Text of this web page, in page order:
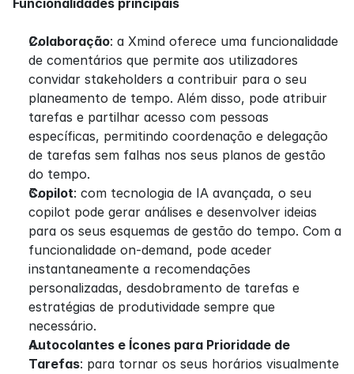
Funcionalidades principais
Colaboração: a Xmind oferece uma funcionalidade
de comentários que permite aos utilizadores
convidar stakeholders a contribuir para o seu
planeamento de tempo. Além disso, pode atribuir
tarefas e partilhar acesso com pessoas
específicas, permitindo coordenação e delegação
de tarefas sem falhas nos seus planos de gestão
do tempo.
Copilot: com tecnologia de IA avançada, o seu
copilot pode gerar análises e desenvolver ideias
para os seus esquemas de gestão do tempo. Com a
funcionalidade on-demand, pode aceder
instantaneamente a recomendações
personalizadas, desdobramento de tarefas e
estratégias de produtividade sempre que
necessário.
Autocolantes e Ícones para Prioridade de
Tarefas: para tornar os seus horários visualmente